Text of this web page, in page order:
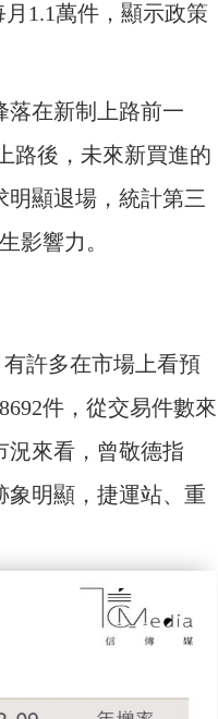
1.1萬件，顯示政策
落在新制上路前一
路後，未來新買進的
明顯退場，統計第三
影響力。
許多在市場上看預
件，從交易件數來
況來看，曾敬德指
象明顯，捷運站、重